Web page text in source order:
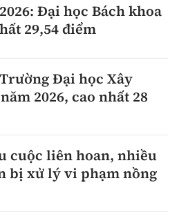
Đại học Bách khoa
29,54 điểm
Đại học Xây
2026, cao nhất 28
cuộc liên hoan, nhiều
bị xử lý vi phạm nồng